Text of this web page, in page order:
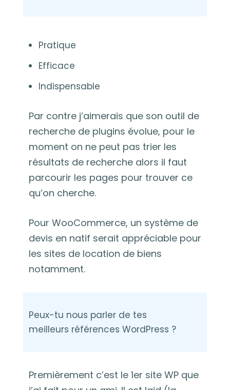
Pratique
Efficace
Indispensable
Par contre j’aimerais que son outil de
recherche de plugins évolue, pour le
moment on ne peut pas trier les
résultats de recherche alors il faut
parcourir les pages pour trouver ce
qu’on cherche.
Pour WooCommerce, un système de
devis en natif serait appréciable pour
les sites de location de biens
notamment.
Peux-tu nous parler de tes
meilleurs références WordPress ?
Premièrement c’est le 1er site WP que